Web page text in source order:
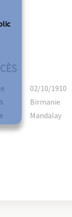
02/10/1910
Birmanie
Mandalay